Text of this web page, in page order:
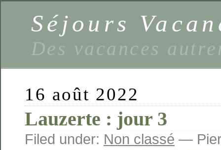
Séjours
Des vacances
16 août 2022
Lauzerte : jour 3
Filed under: Non classé —